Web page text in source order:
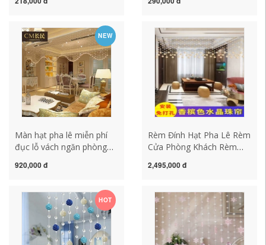
tủ giày Rèm ngăn nửa treo
trang trí nhà hàng khách
sạn màn hạt gỗ
khách phòng ngủ hiên lối
rèm hạt phòng thờ
NEW
Màn hạt pha lê miễn phí
đục lỗ vách ngăn phòng
hạt trang trí treo rèm
rèm gỗ hạt
920,000 đ
Rèm Đính Hạt Pha Lê Rèm
Cửa Phòng Khách Rèm
Hàng Rèm Cửa Vật Trang
Miễn Phí Đục Lỗ Mới rèm
hạt pha lê
2,495,000 đ
HOT